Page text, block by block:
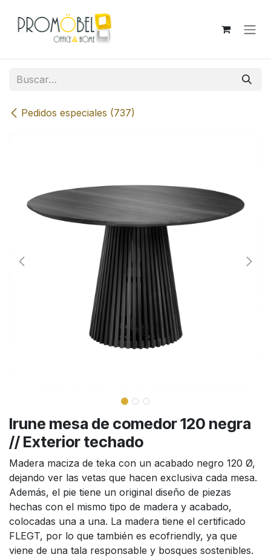
Pedidos especiales (737)
Irune mesa de comedor 120 negra
// Exterior techado
Madera maciza de teka con un acabado negro 120 Ø,
dejando ver las vetas que hacen exclusiva cada mesa.
Además, el pie tiene un original diseño de piezas
hechas con el mismo tipo de madera y acabado,
colocadas una a una. La madera tiene el certificado
FLEGT, por lo que también es ecofriendly, ya que
viene de una tala responsable y bosques sostenibles.